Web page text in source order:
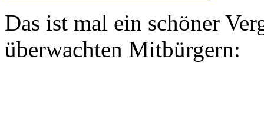
Das ist mal ein schöner
überwachten Mitbürgern: